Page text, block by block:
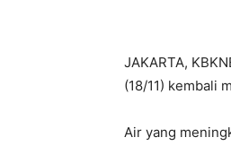
JAKARTA,
(18/11) kembali
Air yang